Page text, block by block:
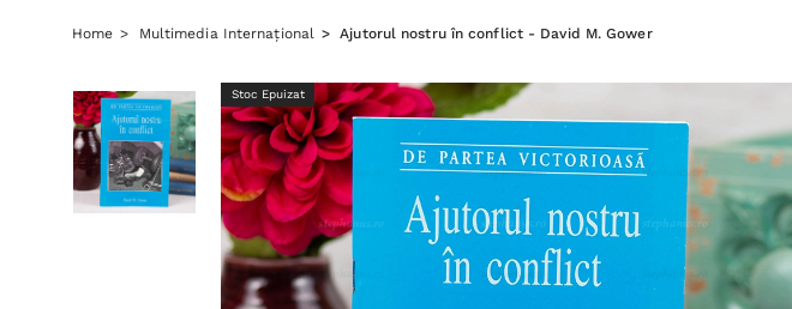
Home Multimedia Internațional Ajutorul nostru în conflict - David M. Gower
Stoc Epuizat